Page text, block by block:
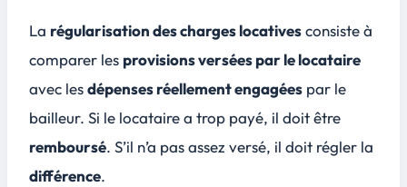
La régularisation des charges locativesconsiste à
comparer les provisions versées par le locataire
avec lesdépenses réellement engagées par le
bailleur. Si le locataire a trop payé, il doit être
remboursé. S’il n’a pas assez versé, il doit régler la
différence.